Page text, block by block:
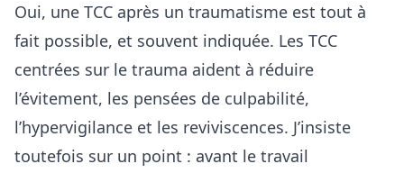
Oui, une TCC après un traumatisme est tout à
fait possible, et souvent indiquée. Les TCC
centrées sur le trauma aident à réduire
l’évitement, les pensées de culpabilité,
l’hypervigilance et les reviviscences. J’insiste
toutefois sur un point : avant le travail